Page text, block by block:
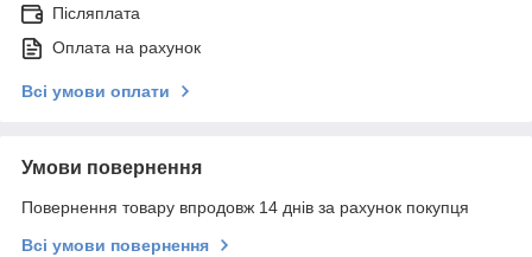
Післяплата
Оплата на рахунок
Всі умови оплати
Умови повернення
Повернення товару впродовж 14 днів за рахунок покупця
Всі умови повернення